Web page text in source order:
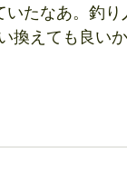
いたなあ。釣
換えても良い